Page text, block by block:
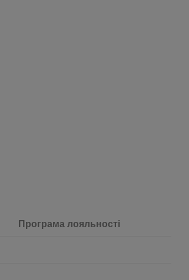
Програма лояльності